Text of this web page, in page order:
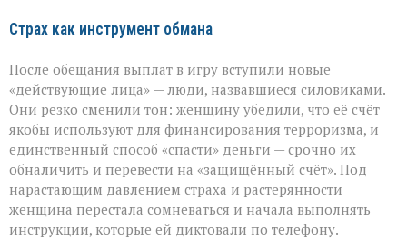
Страх как инструмент обмана
После обещания выплат в игру вступили новые
«действующие лица» — люди, назвавшиеся силовиками.
Они резко сменили тон: женщину убедили, что её счёт
якобы используют для финансирования терроризма, и
единственный способ «спасти» деньги — срочно их
обналичить и перевести на «защищённый счёт». Под
нарастающим давлением страха и растерянности
женщина перестала сомневаться и начала выполнять
инструкции, которые ей диктовали по телефону.